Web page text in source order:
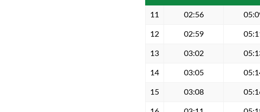
11 02:56
12 02:59
13 03:02
14 03:05
15 03:08